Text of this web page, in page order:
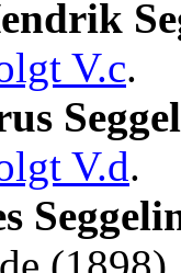
V.c.
V.d.